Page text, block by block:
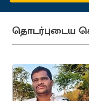
தொடர்புடைய